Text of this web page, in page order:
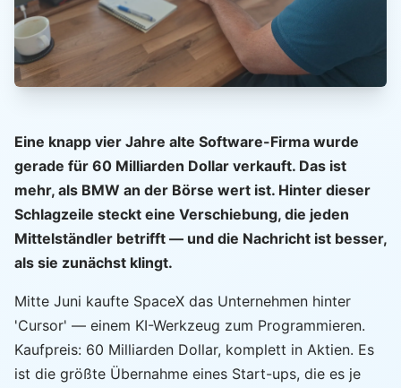
Eine knapp vier Jahre alte Software-Firma wurde
gerade für 60 Milliarden Dollar verkauft. Das ist
mehr, als BMW an der Börse wert ist. Hinter dieser
Schlagzeile steckt eine Verschiebung, die jeden
Mittelständler betrifft — und die Nachricht ist besser,
als sie zunächst klingt.
Mitte Juni kaufte SpaceX das Unternehmen hinter
'Cursor' — einem KI-Werkzeug zum Programmieren.
Kaufpreis: 60 Milliarden Dollar, komplett in Aktien. Es
ist die größte Übernahme eines Start-ups, die es je